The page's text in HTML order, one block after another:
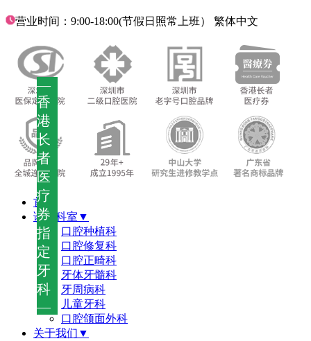
—
香
港
长
者
医
疗
券
指
定
牙
科
—
营业时间：9:00-18:00(节假日照常上班） 繁体中文
首页
诊疗科室▼
口腔种植科
口腔修复科
口腔正畸科
牙体牙髓科
牙周病科
儿童牙科
口腔颌面外科
关于我们▼